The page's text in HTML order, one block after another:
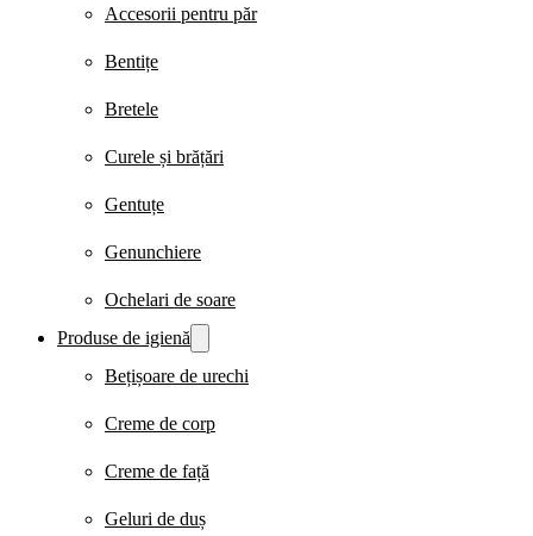
Accesorii pentru păr
Bentițe
Bretele
Curele și brățări
Gentuțe
Genunchiere
Ochelari de soare
Produse de igienă
Bețișoare de urechi
Creme de corp
Creme de față
Geluri de duș